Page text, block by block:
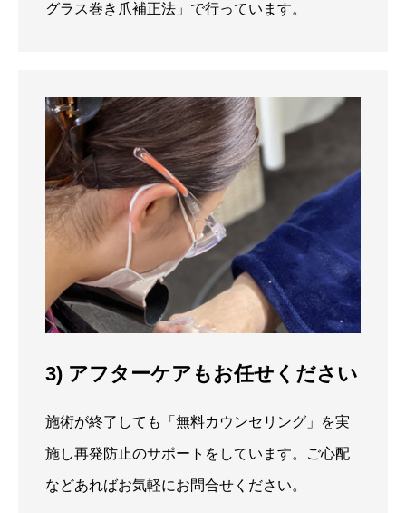
グラス巻き爪補正法」で行っています。
3) アフターケアもお任せください
施術が終了しても「無料カウンセリング」を実
施し再発防止のサポートをしています。ご心配
などあればお気軽にお問合せください。